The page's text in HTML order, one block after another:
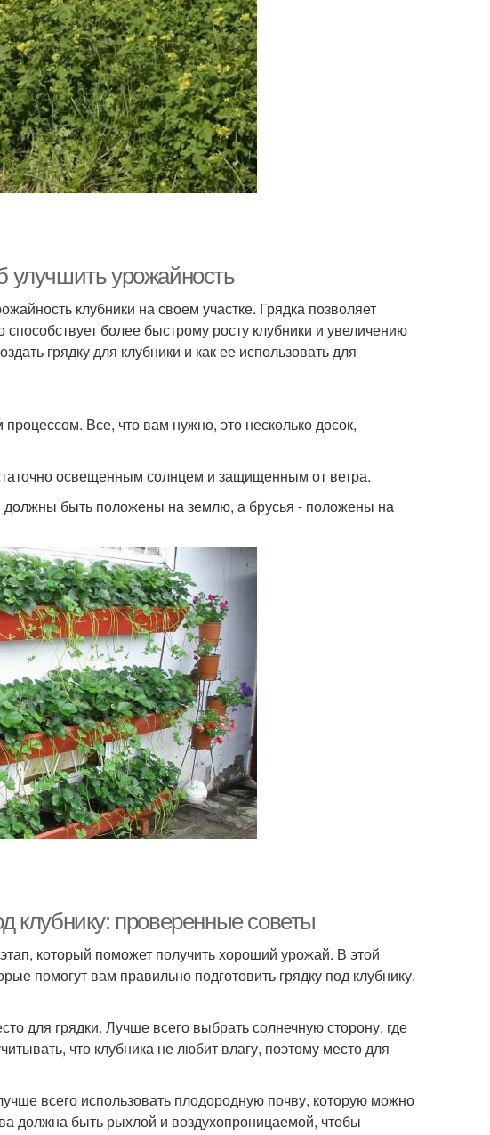
улучшить урожайность
клубники на своем участке. Грядка позволяет
более быстрому росту клубники и увеличению
грядку для клубники и как ее использовать для
Все, что вам нужно, это несколько досок,
освещенным солнцем и защищенным от ветра.
должны быть положены на землю, а брусья - положены на
клубнику: проверенные советы
который поможет получить хороший урожай. В этой
помогут вам правильно подготовить грядку под клубнику.
для грядки. Лучше всего выбрать солнечную сторону, где
что клубника не любит влагу, поэтому место для
всего использовать плодородную почву, которую можно
должна быть рыхлой и воздухопроницаемой, чтобы